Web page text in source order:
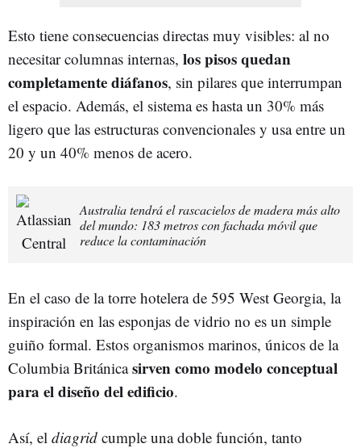
Esto tiene consecuencias directas muy visibles: al no
necesitar columnas internas, los pisos quedan
completamente diáfanos, sin pilares que interrumpan
el espacio. Además, el sistema es hasta un 30% más
ligero que las estructuras convencionales y usa entre un
20 y un 40% menos de acero.
Australia tendrá el rascacielos de madera más alto
del mundo: 183 metros con fachada móvil que
reduce la contaminación
En el caso de la torre hotelera de 595 West Georgia, la
inspiración en las esponjas de vidrio no es un simple
guiño formal. Estos organismos marinos, únicos de la
Columbia Británicasirven como modelo conceptual
para el diseño del edificio.
Así, el diagrid cumple una doble función, tanto